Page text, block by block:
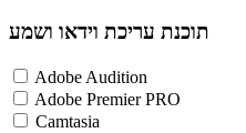
תוכנת עריכת וידאו ושמע
Adobe Audition
Adobe Premier PRO
Camtasia